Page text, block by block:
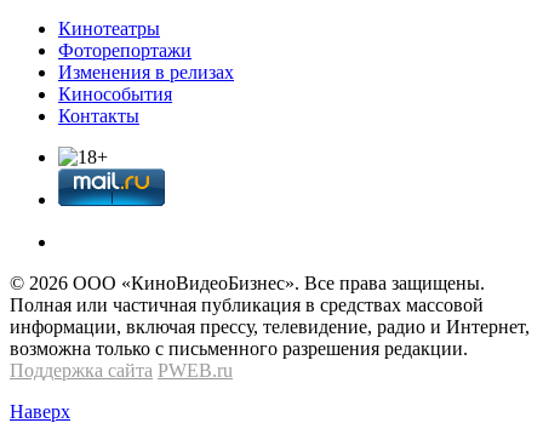
Кинотеатры
Фоторепортажи
Изменения в релизах
Кинособытия
Контакты
© 2026 OOО «КиноВидеоБизнес». Все права защищены.
Полная или частичная публикация в средствах массовой
информации, включая прессу, телевидение, радио и Интернет,
возможна только с письменного разрешения редакции.
Поддержка сайта PWEB.ru
Наверх